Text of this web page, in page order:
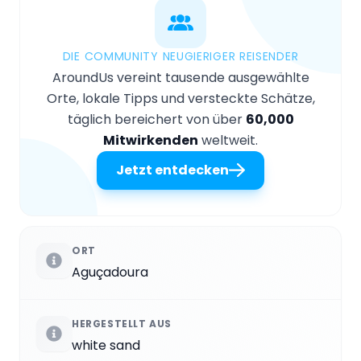
DIE COMMUNITY NEUGIERIGER REISENDER
AroundUs vereint tausende ausgewählte
Orte, lokale Tipps und versteckte Schätze,
täglich bereichert von über 60,000
Mitwirkenden weltweit.
Jetzt entdecken
ORT
Aguçadoura
HERGESTELLT AUS
white sand